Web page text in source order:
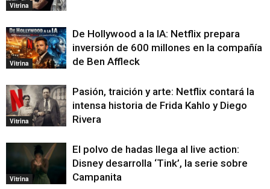
Vitrina
Vitrina
De Hollywood a la IA: Netflix prepara
inversión de 600 millones en la compañía
de Ben Affleck
Vitrina
Pasión, traición y arte: Netflix contará la
intensa historia de Frida Kahlo y Diego
Rivera
Vitrina
El polvo de hadas llega al live action:
Disney desarrolla ‘Tink’, la serie sobre
Campanita